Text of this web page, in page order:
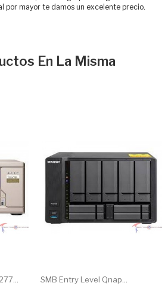
por mayor te damos un excelente precio.
En La Misma
SMB Entry Level Qnap...